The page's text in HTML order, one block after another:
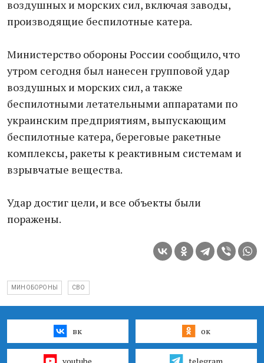
воздушных и морских сил, включая заводы,
производящие беспилотные катера.
Министерство обороны России сообщило, что
утром сегодня был нанесен групповой удар
воздушных и морских сил, а также
беспилотными летательными аппаратами по
украинским предприятиям, выпускающим
беспилотные катера, береговые ракетные
комплексы, ракеты к реактивным системам и
взрывчатые вещества.
Удар достиг цели, и все объекты были
поражены.
МИНОБОРОНЫ СВО
вк ок
youtube telegram